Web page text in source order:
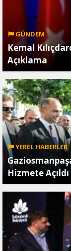
GÜNDEM
Kemal
Açıklama
YEREL HABERLER
Hizmete Açıldı